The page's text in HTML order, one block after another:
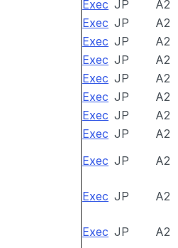
Exec JP A2
Exec JP A2
Exec JP A2
Exec JP A2
Exec JP A2
Exec JP A2
Exec JP A2
Exec JP A2
Exec JP A2
Exec JP A2
Exec JP A2